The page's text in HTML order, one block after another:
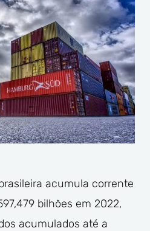
acumula corrente
bilhões em 2022,
acumulados até a